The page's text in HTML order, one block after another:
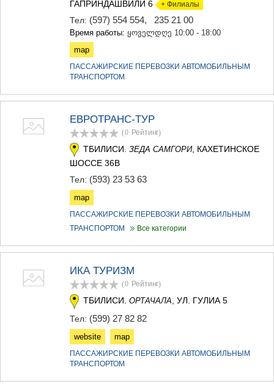
ГАПРИНДАШВИЛИ 6 + Филиалы
Тел: (597) 554 554, 235 21 00
Время работы: ყოველდღე 10:00 - 18:00
map
ПАССАЖИРСКИЕ ПЕРЕВОЗКИ АВТОМОБИЛЬНЫМ
ТРАНСПОРТОМ
ЕВРОТРАНС-ТУР
(0 Рейтинг)
ТБИЛИСИ. ЗЕДА САМГОРИ, КАХЕТИНСКОЕ
ШОССЕ 36В
Тел: (593) 23 53 63
map
ПАССАЖИРСКИЕ ПЕРЕВОЗКИ АВТОМОБИЛЬНЫМ
ТРАНСПОРТОМ
Все категории
ИКА ТУРИЗМ
(0 Рейтинг)
ТБИЛИСИ. ОРТАЧАЛА, УЛ. ГУЛИА 5
Тел: (599) 27 82 82
website map
ПАССАЖИРСКИЕ ПЕРЕВОЗКИ АВТОМОБИЛЬНЫМ
ТРАНСПОРТОМ